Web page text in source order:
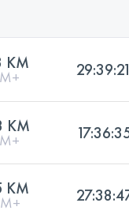
KM 29:39:21
KM
KM